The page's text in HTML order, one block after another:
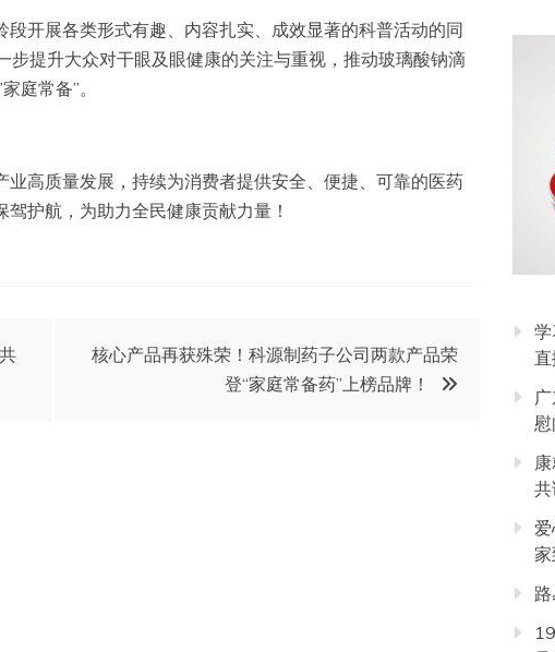
开展各类形式有趣、内容扎实、成效显著的科普活动的同
提升大众对干眼及眼健康的关注与重视，推动玻璃酸钠滴
庭常备”。
高质量发展，持续为消费者提供安全、便捷、可靠的医药
护航，为助力全民健康贡献力量！
核心产品再获殊荣！科源制药子公司两款产品荣
登“家庭常备药”上榜品牌！